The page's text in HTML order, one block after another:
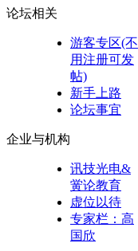
论坛相关
游客专区(不
用注册可发
帖)
新手上路
论坛事宜
企业与机构
讯技光电&
黉论教育
虚位以待
专家栏：高
国欣